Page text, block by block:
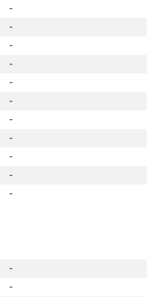
-
-
-
-
-
-
-
-
-
-
-
-
-